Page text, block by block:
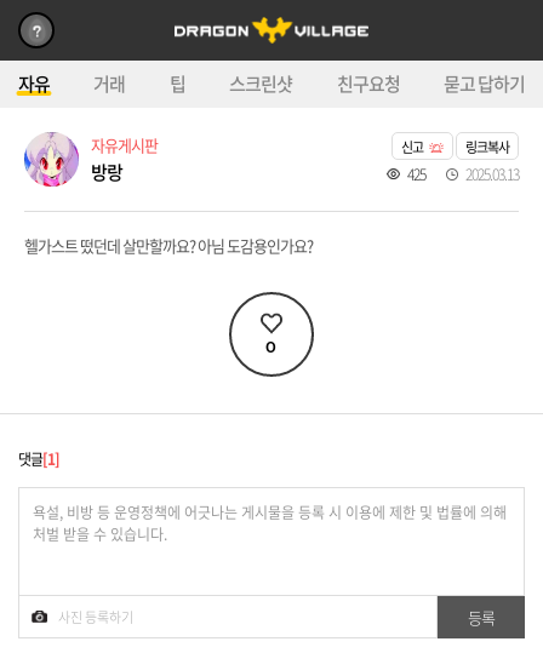
자유 거래 팁 스크린샷 친구요청 묻고 답하기
자유게시판
방랑
신고 링크복사
425 2025.03.13
헬가스트 떴던데 살만할까요? 아님 도감용인가요?
0
댓글 1